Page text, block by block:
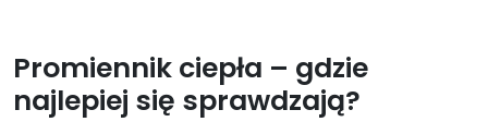
Promiennik ciepła – gdzie
najlepiej się sprawdzają?